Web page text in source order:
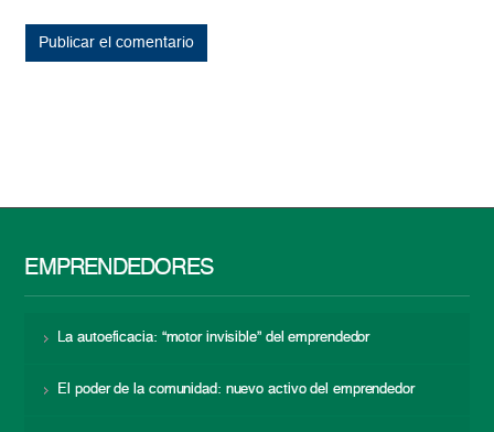
EMPRENDEDORES
La autoeficacia: “motor invisible” del emprendedor
El poder de la comunidad: nuevo activo del emprendedor